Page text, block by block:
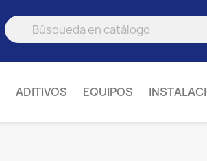
ADITIVOS EQUIPOS